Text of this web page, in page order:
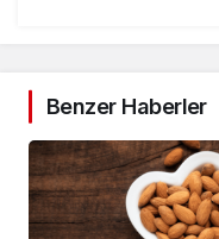
Benzer Haberler